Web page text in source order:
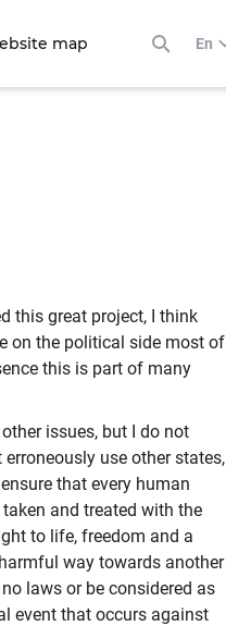
map En
this great project, I think
on the political side most of
this is part of many
issues, but I do not
use other states,
that every human
and treated with the
to life, freedom and a
way towards another
laws or be considered as
event that occurs against